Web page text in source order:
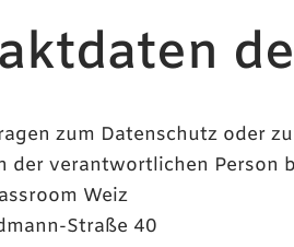
zum Datenschutz oder
der verantwortlichen Person
Weiz
Straße 40